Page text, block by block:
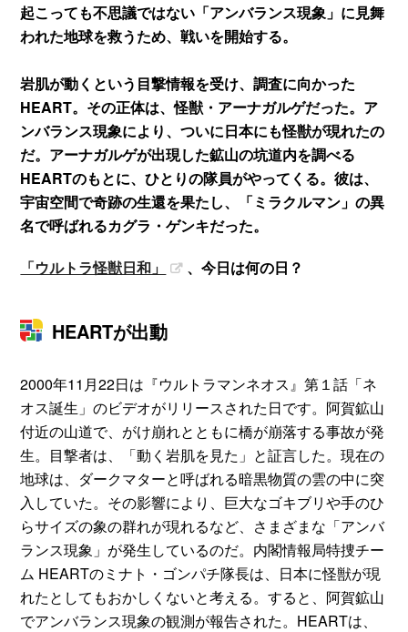
起こっても不思議ではない「アンバランス現象」に見舞
われた地球を救うため、戦いを開始する。
岩肌が動くという目撃情報を受け、調査に向かった
HEART。その正体は、怪獣・アーナガルゲだった。ア
ンバランス現象により、ついに日本にも怪獣が現れたの
だ。アーナガルゲが出現した鉱山の坑道内を調べる
HEARTのもとに、ひとりの隊員がやってくる。彼は、
宇宙空間で奇跡の生還を果たし、「ミラクルマン」の異
名で呼ばれるカグラ・ゲンキだった。
「ウルトラ怪獣日和」
、今日は何の日？
HEARTが出動
2000年11月22日は『ウルトラマンネオス』第１話「ネ
オス誕生」のビデオがリリースされた日です。阿賀鉱山
付近の山道で、がけ崩れとともに橋が崩落する事故が発
生。目撃者は、「動く岩肌を見た」と証言した。現在の
地球は、ダークマターと呼ばれる暗黒物質の雲の中に突
入していた。その影響により、巨大なゴキブリや手のひ
らサイズの象の群れが現れるなど、さまざまな「アンバ
ランス現象」が発生しているのだ。内閣情報局特捜チー
ム HEARTのミナト・ゴンパチ隊長は、日本に怪獣が現
れたとしてもおかしくないと考える。すると、阿賀鉱山
でアンバランス現象の観測が報告された。HEARTは、